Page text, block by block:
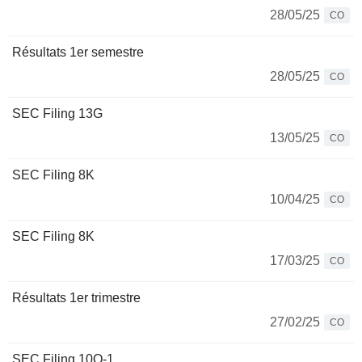
28/05/25 CO
Résultats 1er semestre
28/05/25
CO
SEC Filing 13G
13/05/25
CO
SEC Filing 8K
10/04/25
CO
SEC Filing 8K
17/03/25
CO
Résultats 1er trimestre
27/02/25
CO
SEC Filing 10Q-1